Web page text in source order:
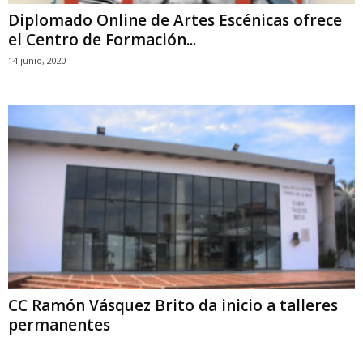
Diplomado Online de Artes Escénicas ofrece
el Centro de Formación...
14 junio, 2020
CC Ramón Vásquez Brito da inicio a talleres
permanentes